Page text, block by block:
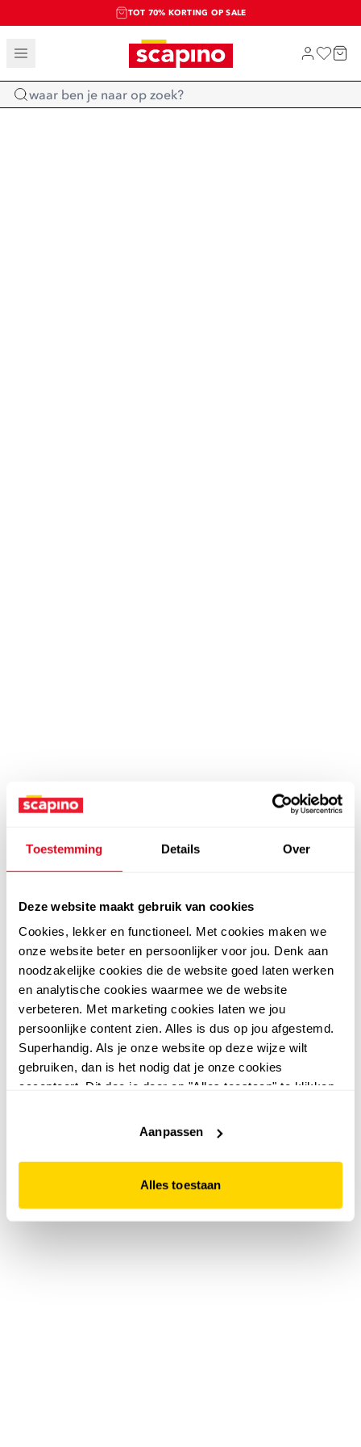
Toestemming Details Over
Deze website maakt gebruik van cookies
Cookies, lekker en functioneel. Met cookies maken we
onze website beter en persoonlijker voor jou. Denk aan
noodzakelijke cookies die de website goed laten werken
en analytische cookies waarmee we de website
verbeteren. Met marketing cookies laten we jou
persoonlijke content zien. Alles is dus op jou afgestemd.
Superhandig. Als je onze website op deze wijze wilt
gebruiken, dan is het nodig dat je onze cookies
accepteert. Dit doe je door op "Alles toestaan" te klikken.
website niet optimaal functioneert.
Aanpassen
Alles toestaan
TOT 70% KORTING OP SALE
SALE: LAATSTE KANS!
SHOP NIEUW
Home